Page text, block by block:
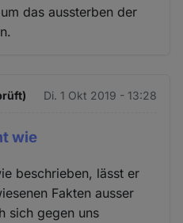
das aussterben der
Di. 1 Okt 2019 - 13:28
wie
beschrieben, lässt er
Fakten ausser
sich gegen uns